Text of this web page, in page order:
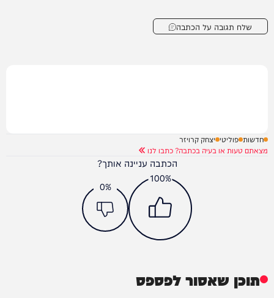
שלח תגובה על הכתבה
חדשות פוליטי יצחק קרויזר
מצאתם טעות או בעיה בכתבה? כתבו לנו
הכתבה עניינה אותך?
100%
0%
תוכן שאסור לפספס